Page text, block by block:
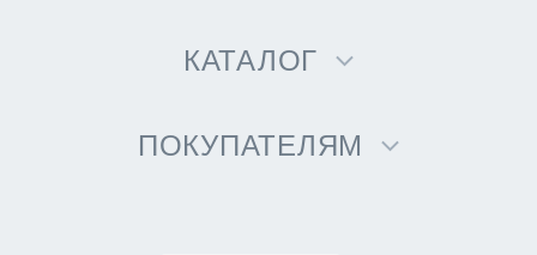
КАТАЛОГ
ПОКУПАТЕЛЯМ